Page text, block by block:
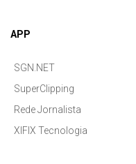
APP
SGN.NET
SuperClipping
Rede Jornalista
XIFIX Tecnologia